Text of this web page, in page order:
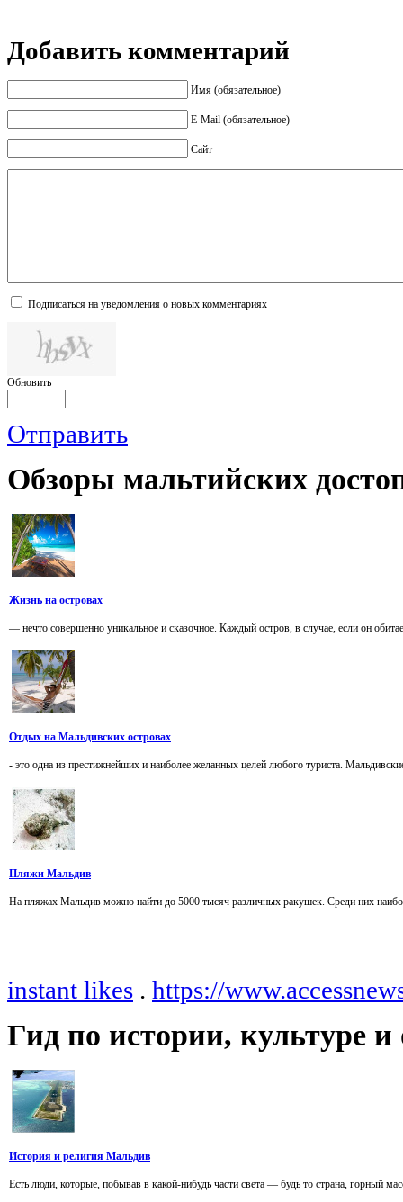
Добавить комментарий
Имя (обязательное)
E-Mail (обязательное)
Сайт
Подписаться на уведомления о новых комментариях
Обновить
Отправить
Обзоры мальтийских
Жизнь на островах
— нечто совершенно уникальное и сказочное. Каждый остров, в случае, если он
Отдых на Мальдивских островах
- это одна из престижнейших и наиболее желанных целей любого туриста.
Пляжи Мальдив
На пляжах Мальдив можно найти до 5000 тысяч различных ракушек. Среди них
instant likes . https://
Гид по истории, культуре
История и религия Мальдив
Есть люди, которые, побывав в какой-нибудь части света — будь то страна, горный